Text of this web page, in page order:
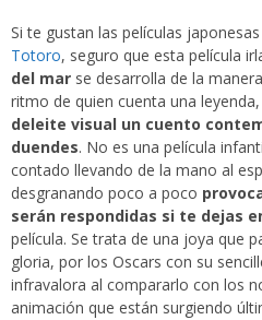
Si te gustan las películas japonesas
Totoro, seguro que esta película
del mar se desarrolla de la
ritmo de quien cuenta una
deleite visual un cuento
duendes. No es una película
contado llevando de la mano al
desgranando poco a poco
serán respondidas si te dejas
película. Se trata de una joya que
gloria, por los Oscars con su
infravalora al compararlo con los
animación que están surgiendo